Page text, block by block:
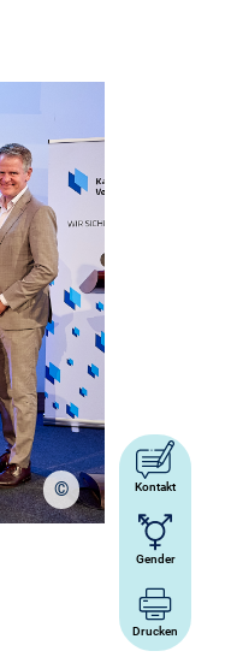
©
Foto: KVB/Klaus D.
KVB-
Kontakt
Gender
Drucken